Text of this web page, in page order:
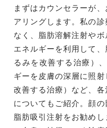
まずはカウンセラーが
アリングします。私の
なく、脂肪溶解注射や
エネルギーを利用して
るみを改善する治療）
ギーを皮膚の深層に照
改善する治療）など、
についてもご紹介。顔
脂肪吸引注射をお勧め